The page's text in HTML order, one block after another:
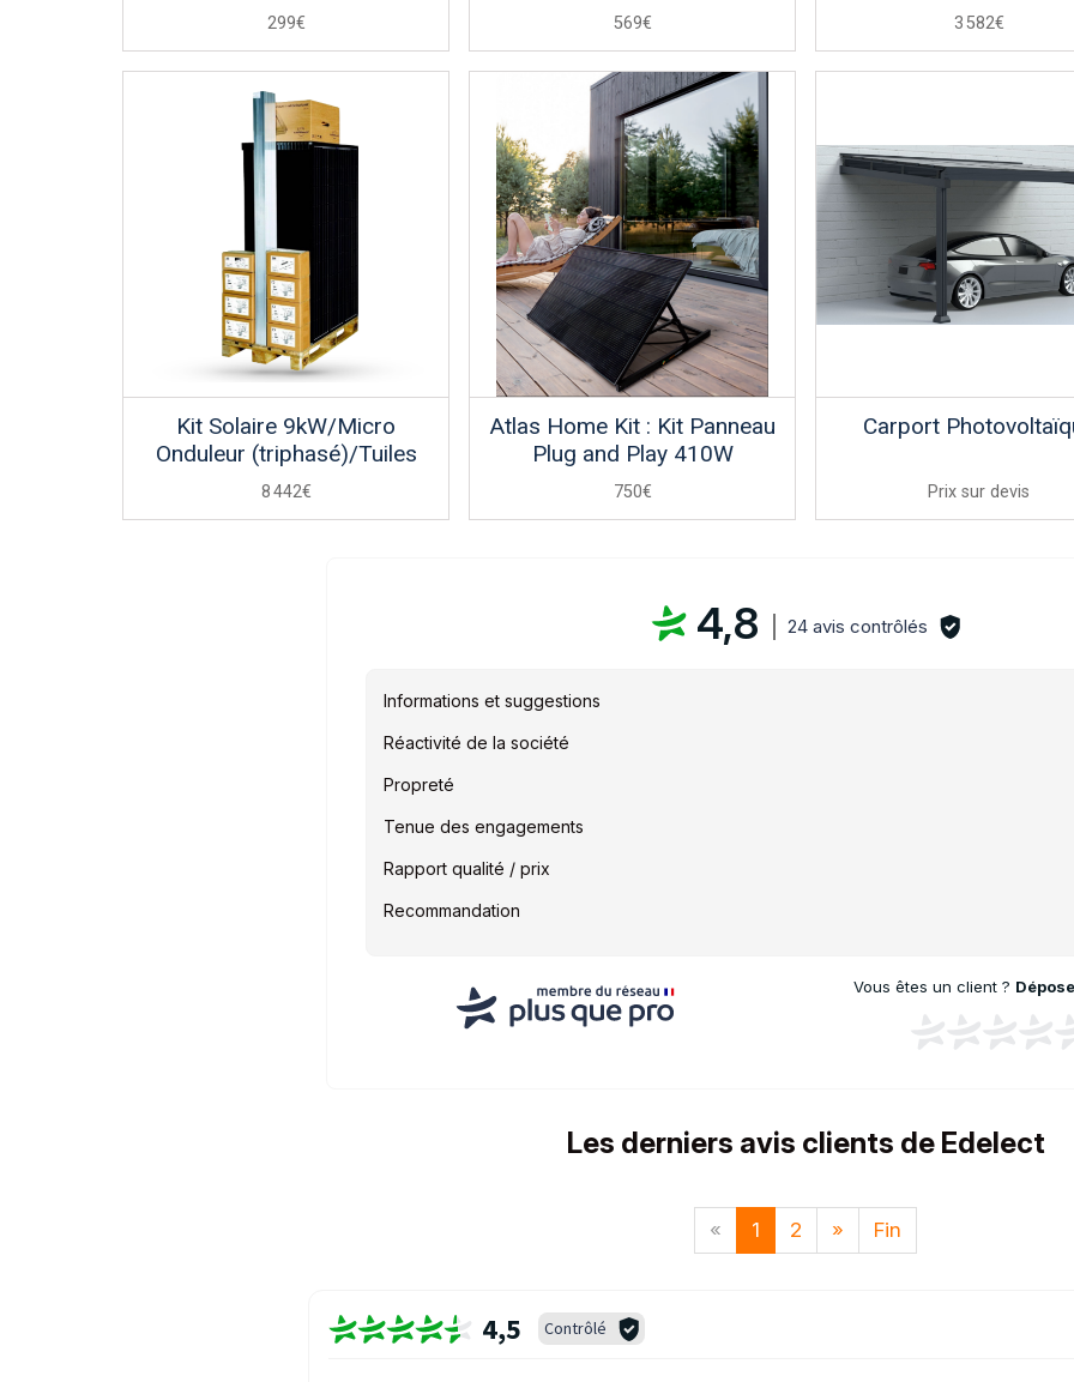
299€ 569€ 3 582€
Kit Solaire 9kW/Micro
Onduleur (triphasé)/Tuiles
8 442€
Atlas Home Kit : Kit Panneau
Plug and Play 410W
750€
Carport
Prix sur devis
4,8 24 avis contrôlés
Informations et suggestions
Réactivité de la société
Propreté
Tenue des engagements
Rapport qualité / prix
Recommandation
Vous êtes un client ?
Les derniers avis clients de Edelect
« 1 2 » Fin
4,5 Contrôlé